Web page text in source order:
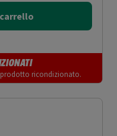
ricondizionato.